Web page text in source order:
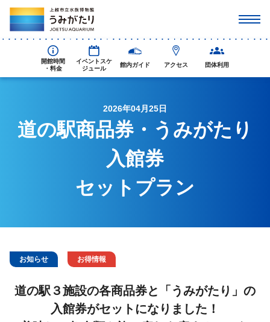
開館時間
・料金
イベントスケ
ジュール
館内ガイド アクセス 団体利用
2026年04月25日
道の駅商品券・うみがたり
入館券
セットプラン
お知らせ お得情報
道の駅３施設の各商品券と「うみがたり」の
入館券がセットになりました！